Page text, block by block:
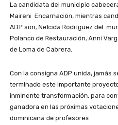
La candidata del municipio
Maireni Encarnación, mientras
ADP son, Nelcida Rodríguez del
Polanco de Restauración, Anni
de Loma de Cabrera.
Con la consigna ADP unida, jamás
terminado este importante
inminente transformación, para
ganadora en las próximas
dominicana de profesores